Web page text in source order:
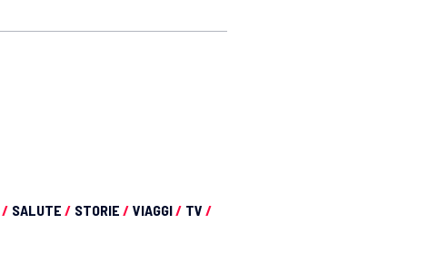
/ SALUTE / STORIE / VIAGGI/ TV /